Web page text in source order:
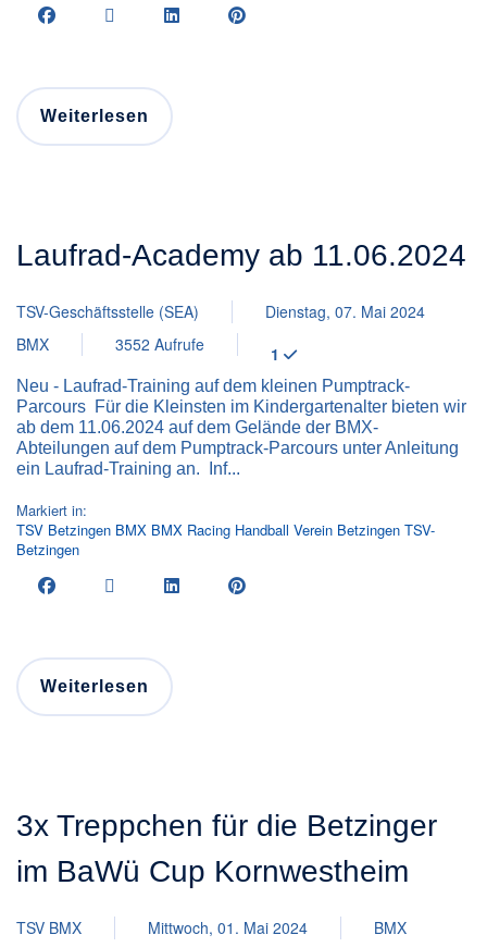
Weiterlesen
Laufrad-Academy ab 11.06.2024
TSV-Geschäftsstelle (SEA)
Dienstag, 07. Mai 2024
BMX
3552 Aufrufe 1
Neu - Laufrad-Training auf dem kleinen Pumptrack-
Parcours Für die Kleinsten im Kindergartenalter bieten wir
ab dem 11.06.2024 auf dem Gelände der BMX-
Abteilungen auf dem Pumptrack-Parcours unter Anleitung
ein Laufrad-Training an. Inf...
Markiert in:
TSV Betzingen BMX BMX Racing Handball Verein Betzingen TSV-
Betzingen
Weiterlesen
3x Treppchen für die Betzinger
im BaWü Cup Kornwestheim
TSV BMX Mittwoch, 01. Mai 2024
BMX